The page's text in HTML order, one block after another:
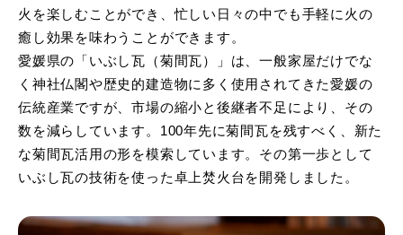
火を楽しむことができ、忙しい日々の中でも手軽に火の
癒し効果を味わうことができます。
愛媛県の「いぶし瓦（菊間瓦）」は、一般家屋だけでな
く神社仏閣や歴史的建造物に多く使用されてきた愛媛の
伝統産業ですが、市場の縮小と後継者不足により、その
数を減らしています。100年先に菊間瓦を残すべく、新た
な菊間瓦活用の形を模索しています。その第一歩として
いぶし瓦の技術を使った卓上焚火台を開発しました。